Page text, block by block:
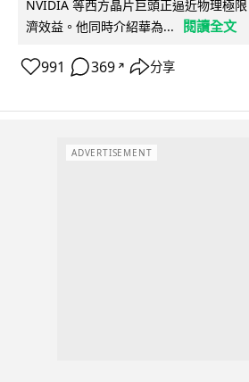
NVIDIA 等西方晶片巨頭正逼近物理極
濟效益。他同時介紹華為...
閱讀全文
991 369 ↗ 分享
ADVERTISEMENT